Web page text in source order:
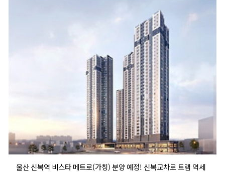
울산 신복역 비스타 메트로(가칭) 분양 예정! 신복교차로 트램 역세